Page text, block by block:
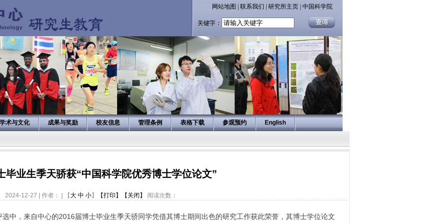
网站地图 联系我们 研究所主页 中国科学院
关键字：
学术与文化 成果与奖励 校友信息 管理条例 表格下载 参观预约 English
毕业生季天骄获“中国科学院优秀博士学位论文”
2024-12-27 | 作者： | 【大 中 小】 【打印】 【关闭】 阅读次数：
选中，来自中心的2016届博士毕业生季天骄同学凭借其博士期间出色的研究工作获此荣誉，其博士学位论文